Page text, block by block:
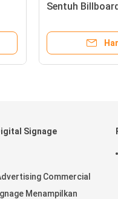
Sentuh
Signage
Commercial
Menampilkan